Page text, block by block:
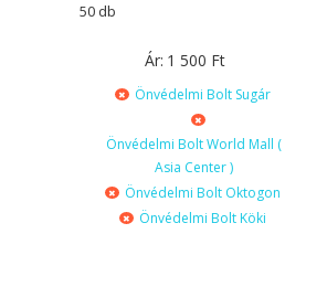
50 db
Ár: 1 500 Ft
Önvédelmi Bolt Sugár
Önvédelmi Bolt World Mall (
Asia Center )
Önvédelmi Bolt Oktogon
Önvédelmi Bolt Köki